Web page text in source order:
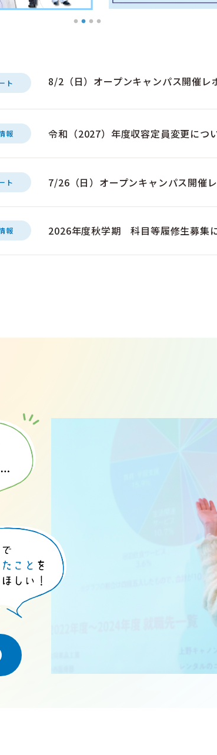
ト 8/2（日）オープンキャンパス開催レ
報 令和（2027）年度収容定員変更につ
ト 7/26（日）オープンキャンパス開催
報 2026年度秋学期 科目等履修生募集